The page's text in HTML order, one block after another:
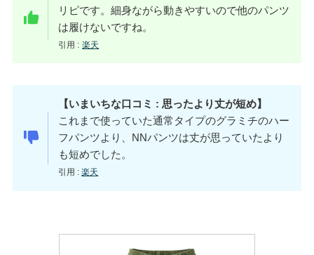
リピです。細身ながら動きやすいので他のパンツ
は履けないですね。
引用 : 楽天
【いまいちな口コミ : 思ったより丈が短め】
これまで使っていた通常タイプのグラミチのハー
フパンツより、NNパンツは丈が思っていたより
も短めでした。
引用 :楽天